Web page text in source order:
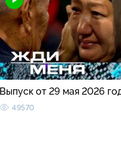
Выпуск от 29 мая 2026
49570